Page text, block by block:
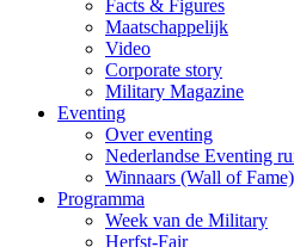
Facts & Figures
Maatschappelijk
Video
Corporate story
Military Magazine
Eventing
Over eventing
Nederlandse Eventing
Winnaars (Wall of Fame)
Programma
Week van de Military
Herfst-Fair